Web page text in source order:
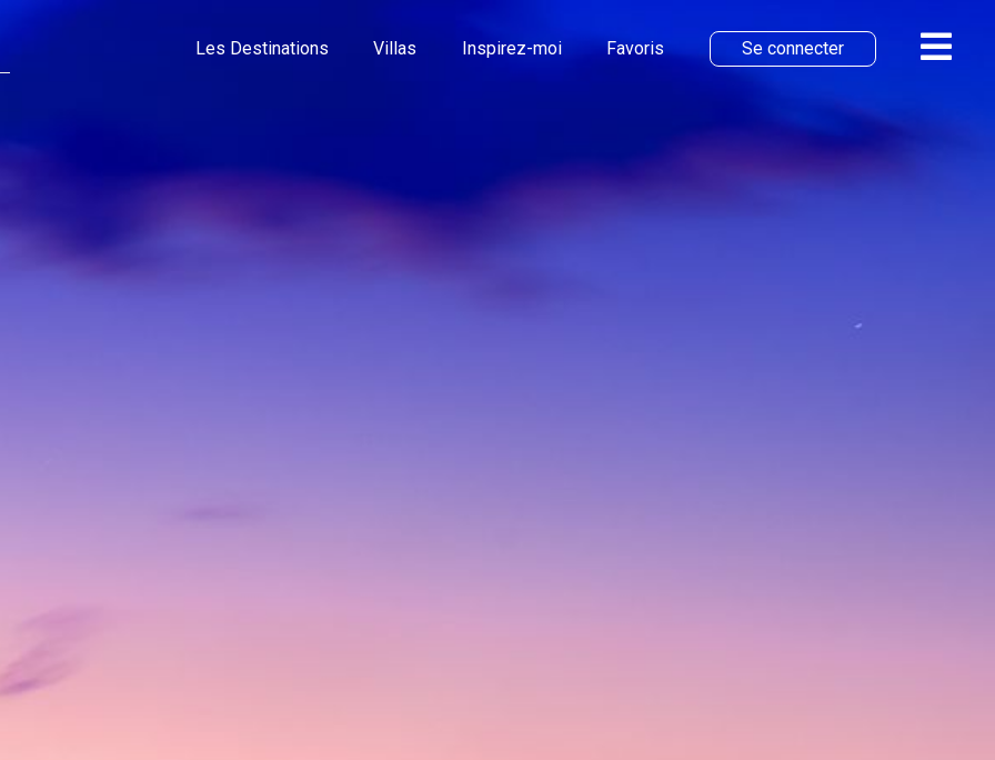
Les Destinations Villas Inspirez-moi Favoris Se connecter